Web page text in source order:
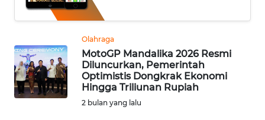
Olahraga
MotoGP Mandalika 2026 Resmi
Diluncurkan, Pemerintah
Optimistis Dongkrak Ekonomi
Hingga Triliunan Rupiah
2 bulan yang lalu
SERBA-
SERBI
OPINI
Informasi